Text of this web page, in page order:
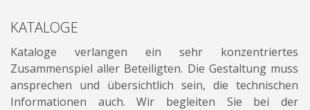
WERBE-FOLDER
MAGAZINE
KATALOGE
KATALOGE-ÜBERSICHT
KATALOGE
Kataloge verlangen ein sehr konzentriertes
Zusammenspiel aller Beteiligten. Die Gestaltung muss
ansprechen und übersichtlich sein, die technischen
Informationen auch. Wir begleiten Sie bei der